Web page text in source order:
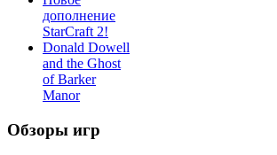
дополнение
StarCraft 2!
Donald Dowell
and the Ghost
of Barker
Manor
Обзоры игр